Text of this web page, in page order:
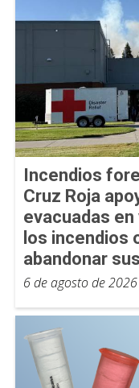
Incendios
Cruz Roja
evacuadas
los incendios
abandonar
6 de agosto de 2026